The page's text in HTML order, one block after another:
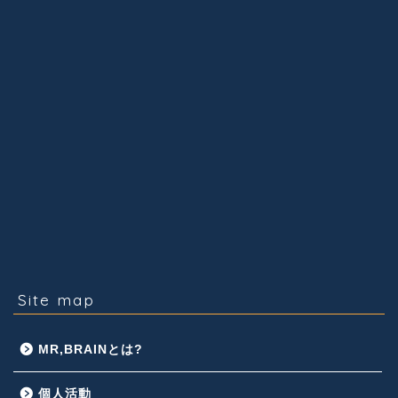
Site map
MR,BRAINとは?
個人活動